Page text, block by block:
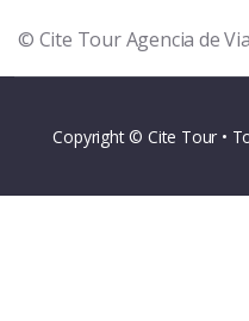
© Cite Tour Agencia de
Copyright © Cite Tour •